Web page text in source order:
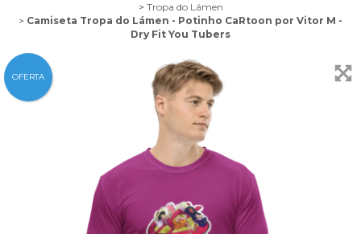
> Tropa do Lámen
> Camiseta Tropa do Lámen - Potinho CaRtoon por Vitor M -
Dry Fit You Tubers
OFERTA